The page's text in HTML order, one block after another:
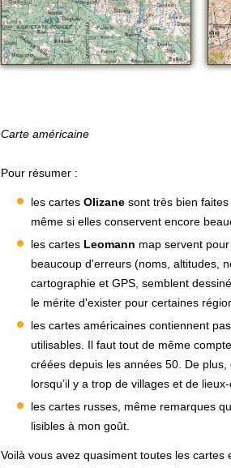
Carte américaine
Pour résumer :
les cartes Olizane sont très bien
même si elles conservent encore
les cartes Leomann map servent
beaucoup d'erreurs (noms, altitudes,
cartographie et GPS, semblent
le mérite d'exister pour certaines
les cartes américaines contiennent
utilisables. Il faut tout de même
créées depuis les années 50. De
lorsqu’il y a trop de villages et de lieux-
les cartes russes, même remarques
lisibles à mon goût.
Voilà vous avez quasiment toutes les cartes